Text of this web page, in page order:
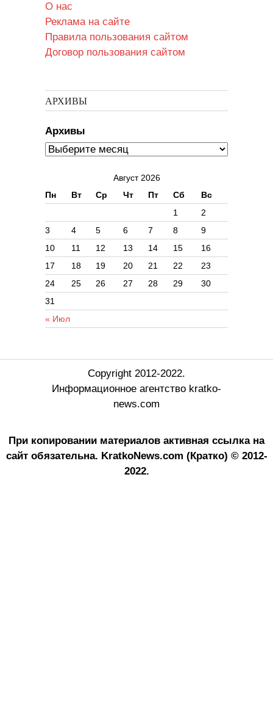
О нас
Реклама на сайте
Правила пользования сайтом
Договор пользования сайтом
АРХИВЫ
Архивы
Август 2026
Пн
Вт Ср Чт Пт Сб Вс
« Июл
1
2
3
4 5 6 7 8
9
10
11 12 13 14 15
16
17
18 19 20 21 22
23
24
25 26 27 28 29
30
31
Copyright 2012-2022.
Информационное агентство kratko-
news.com
При копировании материалов активная ссылка на
сайт обязательна. KratkoNews.com (Кратко) © 2012-
2022.